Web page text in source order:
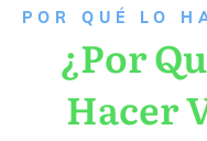
P OR QUÉ LO
¿Por
Hacer